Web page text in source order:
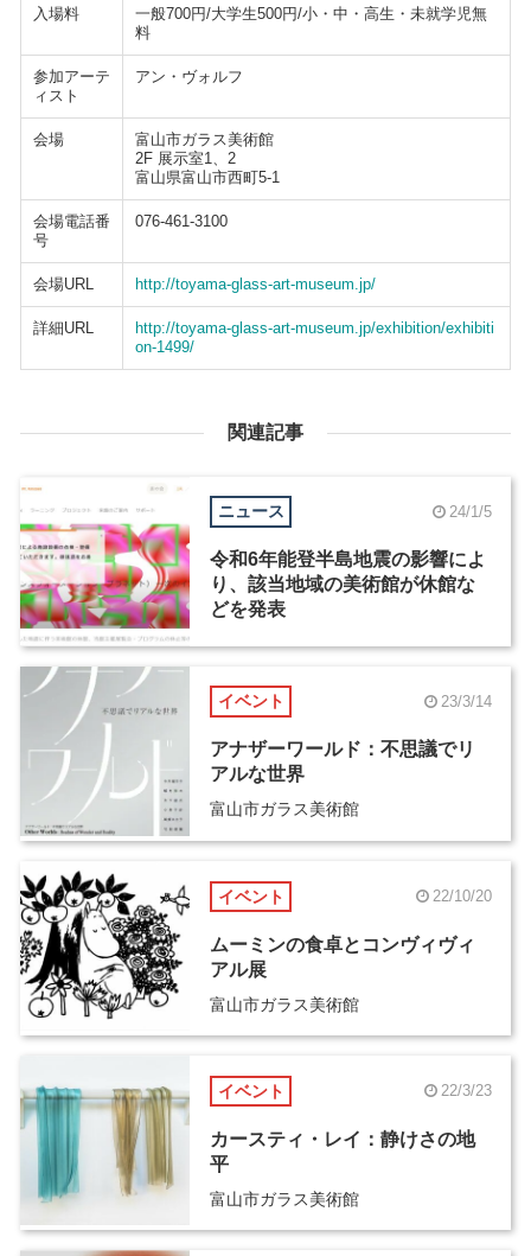
入場料
一般700円/大学生500円/小・中・高生・未就学児無
料
参加アーテ
ィスト
アン・ヴォルフ
会場
富山市ガラス美術館
2F 展示室1、2
富山県富山市西町5-1
会場電話番
号
076-461-3100
会場URL http://toyama-glass-art-museum.jp/
詳細URL
http://toyama-glass-art-museum.jp/exhibition/exhibiti
on-1499/
関連記事
ニュース 24/1/5
令和6年能登半島地震の影響によ
り、該当地域の美術館が休館な
どを発表
イベント 23/3/14
アナザーワールド：不思議でリ
アルな世界
富山市ガラス美術館
イベント 22/10/20
ムーミンの食卓とコンヴィヴィ
アル展
富山市ガラス美術館
イベント 22/3/23
カースティ・レイ：静けさの地
平
富山市ガラス美術館